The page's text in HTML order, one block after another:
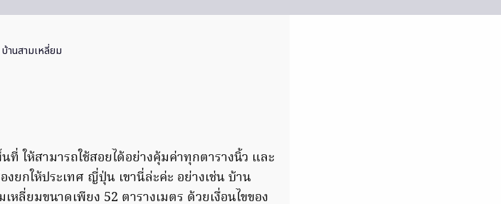
านสามเหลี่ยม
ให้สามารถใช้สอยได้อย่างคุ้มค่าทุกตารางนิ้ว และ
ยกให้ประเทศ ญี่ปุ่น เขานี่ล่ะค่ะ อย่างเช่น บ้าน
ยมขนาดเพียง 52 ตารางเมตร ด้วยเงื่อนไขของ